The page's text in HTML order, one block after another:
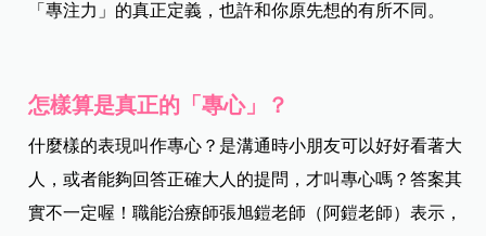
「專注力」的真正定義，也許和你原先想的有所不同。
怎樣算是真正的「專心」？
什麼樣的表現叫作專心？是溝通時小朋友可以好好看著大
人，或者能夠回答正確大人的提問，才叫專心嗎？答案其
實不一定喔！職能治療師張旭鎧老師（阿鎧老師）表示，